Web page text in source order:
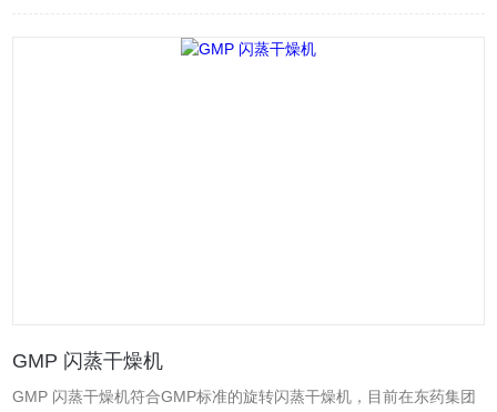
GMP 闪蒸干燥机
GMP 闪蒸干燥机符合GMP标准的旋转闪蒸干燥机，目前在东药集团